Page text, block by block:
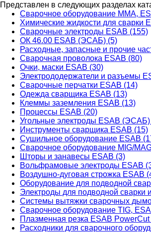
Представлен в следующих разделах
Сварочное оборудование ММА,
Химические жидкости для сварки
Сварочные электроды ESAB (155)
ОК 46.00 ESAB (ЭСАБ) (5)
Расходные, запасные и прочие
Сварочная проволока ESAB (80)
Очки, маски ESAB (30)
Электрододержатели и разъемы
Сварочные перчатки ESAB (14)
Одежда сварщика ESAB (13)
Клеммы заземления ESAB (13)
Процессы ESAB (20)
Угольные электроды ESAB (ЭСАБ)
Инструменты сварщика ESAB (15)
Сушильное оборудование ESAB
Сварочное оборудование MIG/
Шторы и занавесы ESAB (3)
Вольфрамовые электроды ESAB
Воздушно-дуговая строжка ESAB
Оборудование для подводной
Электроды для подводной сварки
Системы вытяжки сварочных
Сварочное оборудование TIG,
Плазменная резка ESAB PowerCut
Расходники для сварочного